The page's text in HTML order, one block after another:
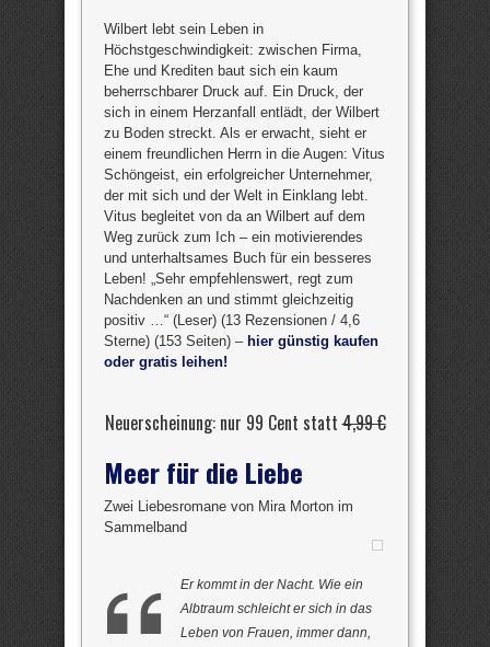
Wilbert lebt sein Leben in
Höchstgeschwindigkeit: zwischen Firma,
Ehe und Krediten baut sich ein kaum
beherrschbarer Druck auf. Ein Druck, der
sich in einem Herzanfall entlädt, der Wilbert
zu Boden streckt. Als er erwacht, sieht er
einem freundlichen Herrn in die Augen: Vitus
Schöngeist, ein erfolgreicher Unternehmer,
der mit sich und der Welt in Einklang lebt.
Vitus begleitet von da an Wilbert auf dem
Weg zurück zum Ich – ein motivierendes
und unterhaltsames Buch für ein besseres
Leben! „Sehr empfehlenswert, regt zum
Nachdenken an und stimmt gleichzeitig
positiv …“ (Leser) (13 Rezensionen / 4,6
Sterne) (153 Seiten) – hier günstig kaufen
oder gratis leihen!
Neuerscheinung: nur 99 Cent statt4,99 €
Meer für die Liebe
Zwei Liebesromane von Mira Morton im
Sammelband
Er kommt in der Nacht. Wie ein
Albtraum schleicht er sich in das
Leben von Frauen, immer dann,